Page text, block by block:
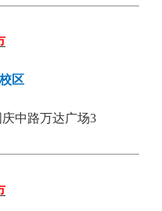
区
中路万达广场3